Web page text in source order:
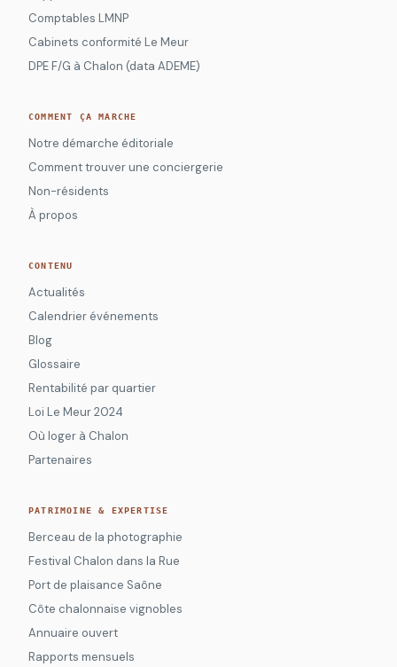
Comptables LMNP
Cabinets conformité Le Meur
DPE F/G à Chalon (data ADEME)
COMMENT ÇA MARCHE
Notre démarche éditoriale
Comment trouver une conciergerie
Non-résidents
À propos
CONTENU
Actualités
Calendrier événements
Blog
Glossaire
Rentabilité par quartier
Loi Le Meur 2024
Où loger à Chalon
Partenaires
PATRIMOINE & EXPERTISE
Berceau de la photographie
Festival Chalon dans la Rue
Port de plaisance Saône
Côte chalonnaise vignobles
Annuaire ouvert
Rapports mensuels